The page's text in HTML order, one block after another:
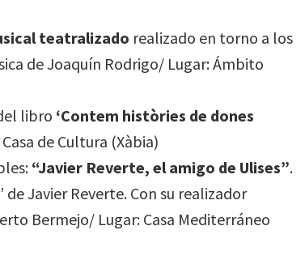
teatralizado realizado en torno a los
de Joaquín Rodrigo/ Lugar: Ámbito
libro ‘Contem històries de dones
de Cultura (Xàbia)
“Javier Reverte, el amigo de Ulises”.
Javier Reverte. Con su realizador
Bermejo/ Lugar: Casa Mediterráneo